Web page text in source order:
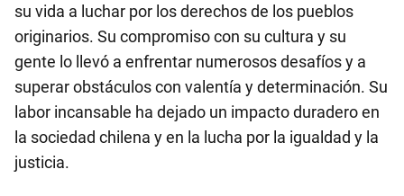
su vida a luchar por los derechos de los pueblos
originarios. Su compromiso con su cultura y su
gente lo llevó a enfrentar numerosos desafíos y a
superar obstáculos con valentía y determinación. Su
labor incansable ha dejado un impacto duradero en
la sociedad chilena y en la lucha por la igualdad y la
justicia.